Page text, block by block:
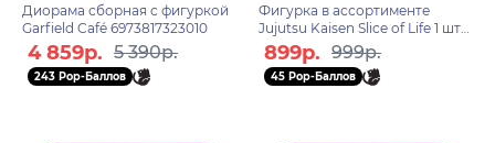
Диорама сборная с фигуркой
Garfield Café 6973817323010
4 859р. 5 390р.
243 Pop-Баллов
Фигурка в ассортименте
Jujutsu Kaisen Slice of Life 1 шт
ML7226
899р. 999р.
45 Pop-Баллов